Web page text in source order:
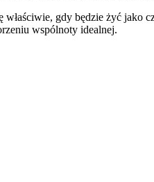
gdy będzie żyć jako
wspólnoty idealnej.